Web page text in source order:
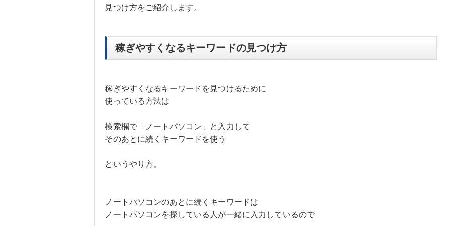
見つけ方をご紹介します。
稼ぎやすくなるキーワードの見つけ方
稼ぎやすくなるキーワードを見つけるために
使っている方法は
検索欄で「ノートパソコン」と入力して
そのあとに続くキーワードを使う
というやり方。
ノートパソコンのあとに続くキーワードは
ノートパソコンを探している人が一緒に入力しているので